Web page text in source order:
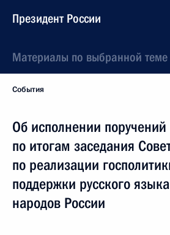
Президент России
Материалы по выбранной теме
События
Об исполнении
по итогам заседания
по реализации
поддержки русского
народов России